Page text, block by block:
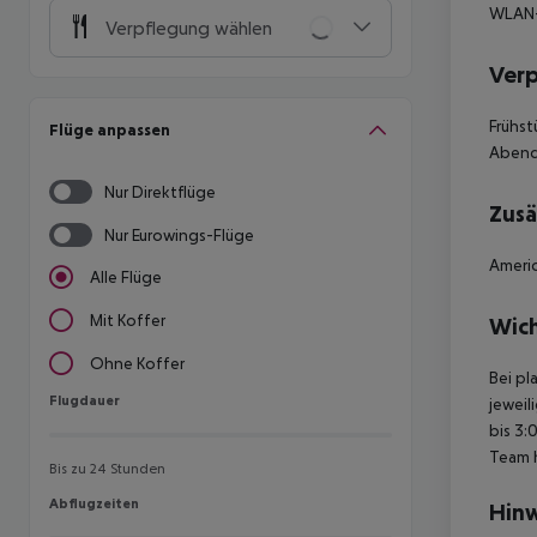
Verpflegung wählen
Flüge anpassen
Nur Direktflüge
Nur Eurowings-Flüge
Alle Flüge
Mit Koffer
Ohne Koffer
Flugdauer
Flugdauer
Bis zu 24 Stunden
Abflugzeiten
Abflugzeiten
Bei
bis
Team